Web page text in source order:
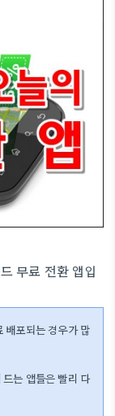
무료 전환 앱입
배포되는 경우가 많
는 앱들은 빨리 다